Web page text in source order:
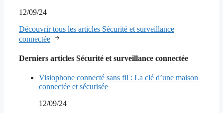
12/09/24
Découvrir tous les articles Sécurité et surveillance
connectée
Derniers articles Sécurité et surveillance connectée
Visiophone connecté sans fil : La clé d’une maison
connectée et sécurisée
12/09/24